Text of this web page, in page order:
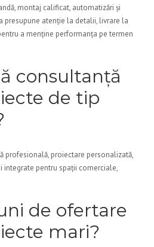
montaj calificat, automatizări și
presupune atenție la detalii, livrare la
a menține performanța pe termen
consultanță
de tip
profesională, proiectare personalizată,
integrate pentru spații comerciale,
de ofertare
mari?